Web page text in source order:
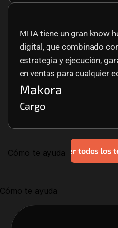
Ver todos los
MHA tiene un gran know
digital, que combinado
estrategia y ejecución,
en ventas para cualquier
Makora
Cargo
Cómo te ayuda
Cómo te ayuda